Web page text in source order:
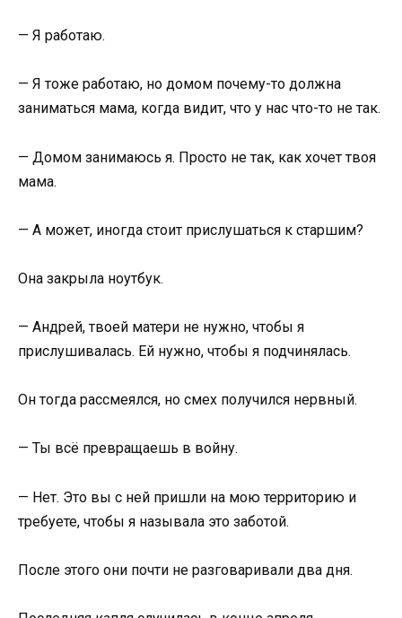
— Я работаю.
— Я тоже работаю, но домом почему-то должна
заниматься мама, когда видит, что у нас что-то не так.
— Домом занимаюсь я. Просто не так, как хочет твоя
мама.
— А может, иногда стоит прислушаться к старшим?
Она закрыла ноутбук.
— Андрей, твоей матери не нужно, чтобы я
прислушивалась. Ей нужно, чтобы я подчинялась.
Он тогда рассмеялся, но смех получился нервный.
— Ты всё превращаешь в войну.
— Нет. Это вы с ней пришли на мою территорию и
требуете, чтобы я называла это заботой.
После этого они почти не разговаривали два дня.